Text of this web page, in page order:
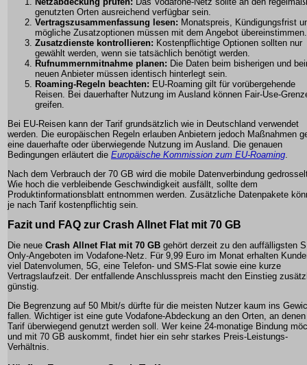
genutzten Orten ausreichend verfügbar sein.
Vertragszusammenfassung lesen: Monatspreis, Kündigungsfrist
mögliche Zusatzoptionen müssen mit dem Angebot übereinstimmen.
Zusatzdienste kontrollieren: Kostenpflichtige Optionen sollten nur
gewählt werden, wenn sie tatsächlich benötigt werden.
Rufnummernmitnahme planen: Die Daten beim bisherigen und
neuen Anbieter müssen identisch hinterlegt sein.
Roaming-Regeln beachten: EU-Roaming gilt für vorübergehende
Reisen. Bei dauerhafter Nutzung im Ausland können Fair-Use-
greifen.
Bei EU-Reisen kann der Tarif grundsätzlich wie in Deutschland verwendet
werden. Die europäischen Regeln erlauben Anbietern jedoch Maßnahmen
eine dauerhafte oder überwiegende Nutzung im Ausland. Die genauen
Bedingungen erläutert die Europäische Kommission zum EU-Roaming
Nach dem Verbrauch der 70 GB wird die mobile Datenverbindung
Wie hoch die verbleibende Geschwindigkeit ausfällt, sollte dem
Produktinformationsblatt entnommen werden. Zusätzliche Datenpakete
je nach Tarif kostenpflichtig sein.
Fazit und FAQ zur Crash Allnet Flat mit 70 GB
Die neue Crash Allnet Flat mit 70 GB gehört derzeit zu den auffälligsten
Only-Angeboten im Vodafone-Netz. Für 9,99 Euro im Monat erhalten
viel Datenvolumen, 5G, eine Telefon- und SMS-Flat sowie eine kurze
Vertragslaufzeit. Der entfallende Anschlusspreis macht den Einstieg
günstig.
Die Begrenzung auf 50 Mbit/s dürfte für die meisten Nutzer kaum ins
fallen. Wichtiger ist eine gute Vodafone-Abdeckung an den Orten, an
Tarif überwiegend genutzt werden soll. Wer keine 24-monatige Bindung
und mit 70 GB auskommt, findet hier ein sehr starkes Preis-Leistungs-
Verhältnis.